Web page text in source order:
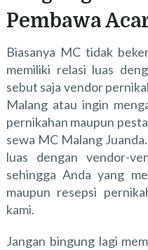
Pembawa
Biasanya MC tidak
memiliki relasi luas
sebut saja vendor
Malang atau ingin
pernikahan maupun
sewa MC Malang
luas dengan vendor-
sehingga Anda yang
maupun resepsi
kami.
Jangan bingung lagi